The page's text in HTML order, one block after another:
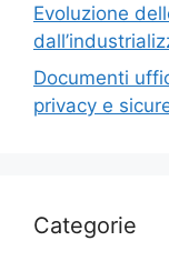
Evoluzione
Documenti
privacy e
Categorie